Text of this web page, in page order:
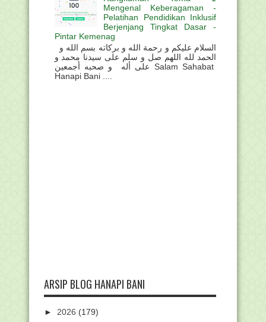
Mengenal Keberagaman -
Pelatihan Pendidikan Inklusif
Berjenjang Tingkat Dasar -
Pintar Kemenag
الحمد لله اللهم صل و سلم على سيدنا محمد و
على أله و صحبه أجمعين Salam Sahabat
Hanapi Bani ....
ARSIP BLOG HANAPI BANI
► 2026 (179)